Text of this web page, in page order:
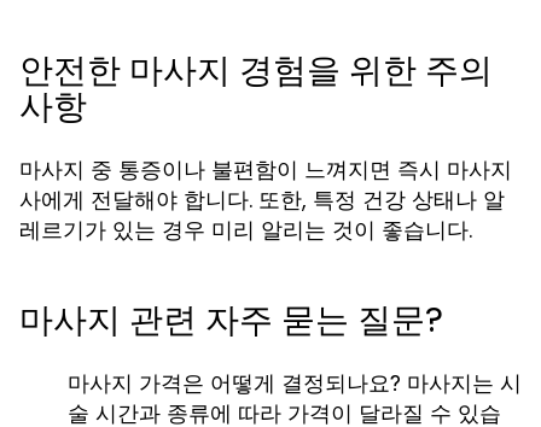
안전한 마사지 경험을 위한 주의
사항
마사지 중 통증이나 불편함이 느껴지면 즉시 마사지
사에게 전달해야 합니다. 또한, 특정 건강 상태나 알
레르기가 있는 경우 미리 알리는 것이 좋습니다.
마사지 관련 자주 묻는 질문?
마사지 가격은 어떻게 결정되나요? 마사지는 시
술 시간과 종류에 따라 가격이 달라질 수 있습